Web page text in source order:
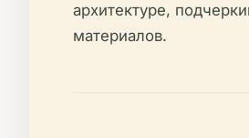
архитектуре,
материалов.